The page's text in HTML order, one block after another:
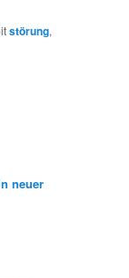
störung,
neuer